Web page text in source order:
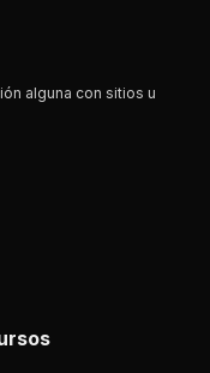
alguna con sitios u